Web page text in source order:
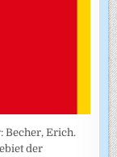
Erich.
der